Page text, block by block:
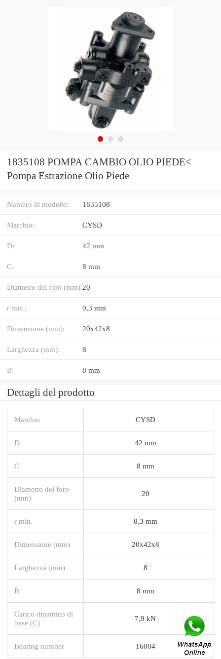
1835108 POMPA CAMBIO OLIO PIEDE<
Pompa Estrazione Olio Piede
Numero di modello: 1835108
Marchio: CYSD
D: 42 mm
C: 8 mm
Diametro del foro (mm):20
r min.: 0,3 mm
Dimensione (mm): 20x42x8
Larghezza (mm): 8
B: 8 mm
Dettagli del prodotto
Marchio CYSD
D 42 mm
C 8 mm
Diametro del foro
(mm)
20
r min. 0,3 mm
Dimensione (mm) 20x42x8
Larghezza (mm) 8
B 8 mm
Carico dinamico di
base (C)
7,9 kN
Bearing number 16004